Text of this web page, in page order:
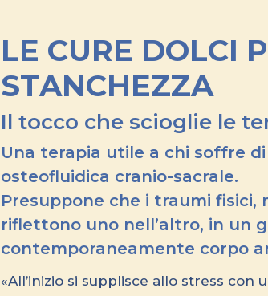
LE CURE DOLCI
STANCHEZZA
Il tocco che scioglie le
Una terapia utile a chi soffre di
osteofluidica cranio-sacrale.
Presuppone che i traumi fisici,
riflettono uno nell’altro, in un
contemporaneamente corpo
«All’inizio si supplisce allo stress